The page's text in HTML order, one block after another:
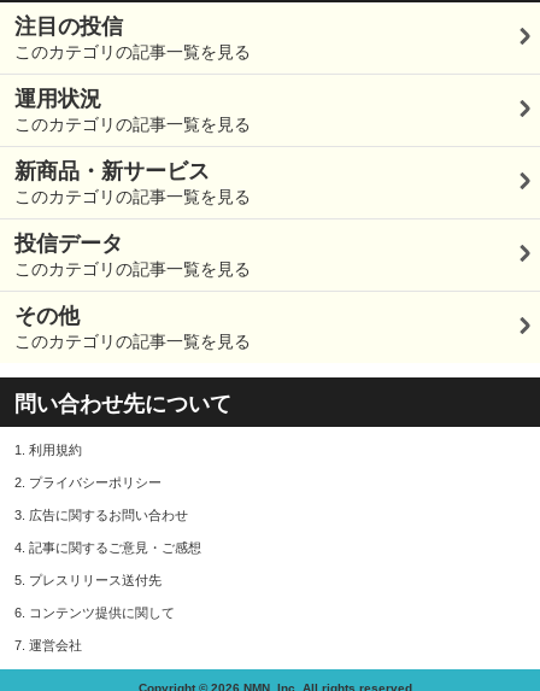
注目の投信
このカテゴリの記事一覧を見る
運用状況
このカテゴリの記事一覧を見る
新商品・新サービス
このカテゴリの記事一覧を見る
投信データ
このカテゴリの記事一覧を見る
その他
このカテゴリの記事一覧を見る
問い合わせ先について
1. 利用規約
2. プライバシーポリシー
3. 広告に関するお問い合わせ
4. 記事に関するご意見・ご感想
5. プレスリリース送付先
6. コンテンツ提供に関して
7. 運営会社
Copyright © 2026 NMN, Inc. All rights reserved.